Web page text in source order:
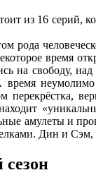
из 16 серий,
рода
время
на свободу,
перекрёстка,
амулеты и
Дин и